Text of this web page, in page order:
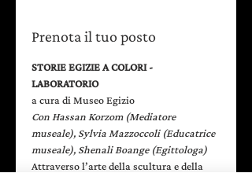
Prenota il tuo posto
STORIE EGIZIE A COLORI -
LABORATORIO
a cura di Museo Egizio
Con Hassan Korzom (Mediatore
museale), Sylvia Mazzoccoli (Educatrice
museale), Shenali Boange (Egittologa)
Attraverso l’arte della scultura e della